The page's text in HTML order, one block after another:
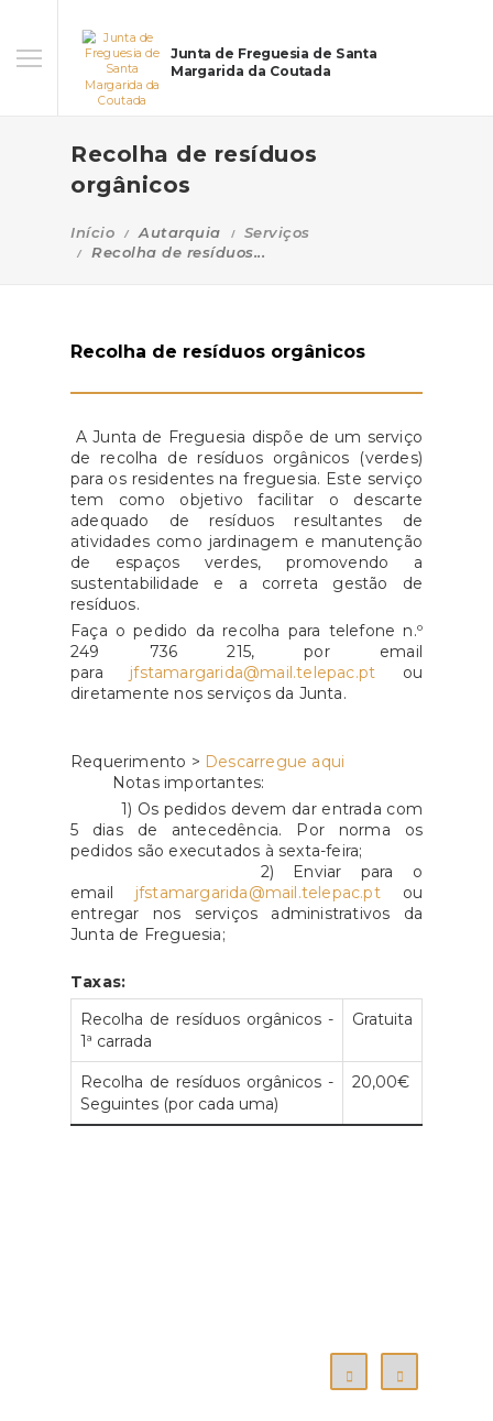
Junta de Freguesia de Santa
Margarida da Coutada
Recolha de resíduos
orgânicos
Início Autarquia
Serviços
Recolha de resíduos...
Recolha de resíduos orgânicos
A Junta de Freguesia dispõe de um serviço
de recolha de resíduos orgânicos (verdes)
para os residentes na freguesia. Este serviço
tem como objetivo facilitar o descarte
adequado de resíduos resultantes de
atividades como jardinagem e manutenção
de espaços verdes, promovendo a
sustentabilidade e a correta gestão de
resíduos.
Faça o pedido da recolha para telefone n.º
249 736 215, por email
para jfstamargarida@mail.telepac.pt ou
diretamente nos serviços da Junta.
Requerimento > Descarregue aqui
Notas importantes:
1) Os pedidos devem dar entrada com
5 dias de antecedência. Por norma os
pedidos são executados à sexta-feira;
2) Enviar para o
email jfstamargarida@mail.telepac.ptou
entregar nos serviços administrativos da
Junta de Freguesia;
Taxas:
Recolha de resíduos orgânicos -
1ª carrada
Gratuita
Recolha de resíduos orgânicos -
Seguintes (por cada uma)
20,00€